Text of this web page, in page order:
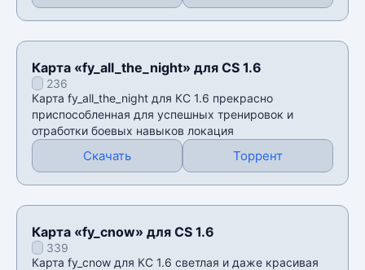
Карта «fy_all_the_night» для CS 1.6
236
Карта fy_all_the_night для КС 1.6 прекрасно
приспособленная для успешных тренировок и
отработки боевых навыков локация
Скачать Торрент
Карта «fy_cnow» для CS 1.6
339
Карта fy_cnow для КС 1.6 светлая и даже красивая